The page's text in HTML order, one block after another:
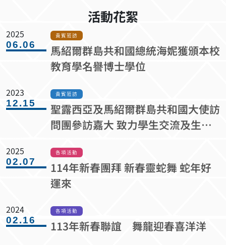
活動花絮
2025
06.06
貴賓蒞訪
馬紹爾群島共和國總統海妮獲頒本校
教育學名譽博士學位
2023
12.15
貴賓蒞訪
聖露西亞及馬紹爾群島共和國大使訪
問團參訪嘉大 致力學生交流及生態
2025
02.07
各項活動
114年新春團拜 新春靈蛇舞 蛇年好
運來
2024
02.16
各項活動
113年新春聯誼 舞龍迎春喜洋洋